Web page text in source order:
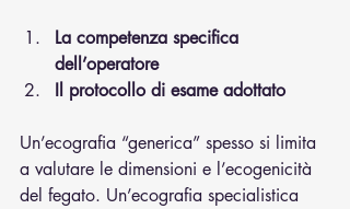
La competenza specifica
dell’operatore
Il protocollo di esame adottato
Un’ecografia “generica” spesso si limita
a valutare le dimensioni e l’ecogenicità
del fegato. Un’ecografia specialistica